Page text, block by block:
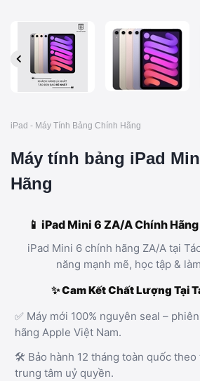
iPad - Máy Tính Bảng Chính Hãng
Máy tính bảng iPad
Hãng
📱 iPad Mini 6 ZA/A Chính
iPad Mini 6 chính hãng ZA/A tại
năng mạnh mẽ, học tập &
✨ Cam Kết Chất Lượng Tại
✅ Máy mới 100% nguyên seal –
hãng Apple Việt Nam.
🛠️ Bảo hành 12 tháng toàn quốc
trung tâm uỷ quyền.